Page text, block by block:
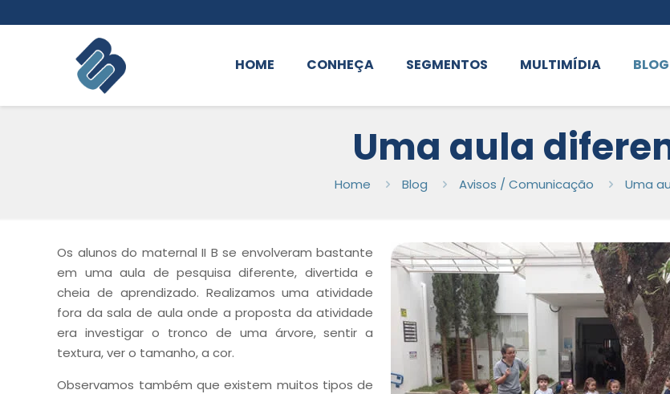
HOME CONHEÇA SEGMENTOS MULTIMÍDIA BLOG
Uma aula
Home Blog Avisos / Comunicação Uma
Os alunos do maternal II B se envolveram bastante
em uma aula de pesquisa diferente, divertida e
cheia de aprendizado. Realizamos uma atividade
fora da sala de aula onde a proposta da atividade
era investigar o tronco de uma árvore, sentir a
textura, ver o tamanho, a cor.
Observamos também que existem muitos tipos de